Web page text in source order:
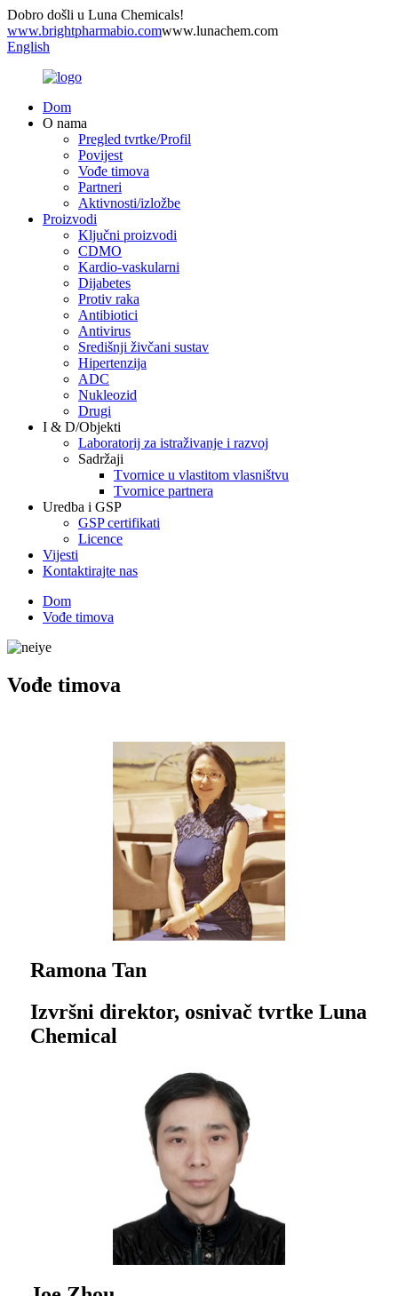
Dobro došli u Luna Chemicals!
www.brightpharmabio.comwww.lunachem.com
English
Dom
O nama
Pregled tvrtke/Profil
Povijest
Vođe timova
Partneri
Aktivnosti/izložbe
Proizvodi
Ključni proizvodi
CDMO
Kardio-vaskularni
Dijabetes
Protiv raka
Antibiotici
Antivirus
Središnji živčani sustav
Hipertenzija
ADC
Nukleozid
Drugi
I & D/Objekti
Laboratorij za istraživanje i razvoj
Sadržaji
Tvornice u vlastitom vlasništvu
Tvornice partnera
Uredba i GSP
GSP certifikati
Licence
Vijesti
Kontaktirajte nas
Dom
Vođe timova
Vođe timova
Ramona Tan
Izvršni direktor, osnivač tvrtke Luna
Chemical